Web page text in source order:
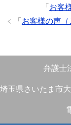
「 お客
「 お客様の声（
弁護士
埼玉県さいたま市